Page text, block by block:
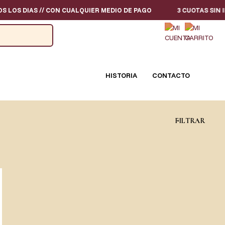
DIAS // CON CUALQUIER MEDIO DE PAGO 3 CUOTAS SIN
HISTORIA CONTACTO
FILTRAR